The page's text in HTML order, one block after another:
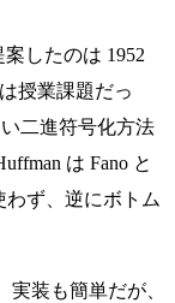
したのは 1952
授業課題だっ
二進符号化方法
は Fano と
わず、逆にボトム
装も簡単だが、